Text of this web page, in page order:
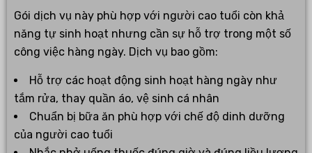
Gói dịch vụ này phù hợp với người cao tuổi còn khả
năng tự sinh hoạt nhưng cần sự hỗ trợ trong một số
công việc hàng ngày. Dịch vụ bao gồm:
Hỗ trợ các hoạt động sinh hoạt hàng ngày như
tắm rửa, thay quần áo, vệ sinh cá nhân
Chuẩn bị bữa ăn phù hợp với chế độ dinh dưỡng
của người cao tuổi